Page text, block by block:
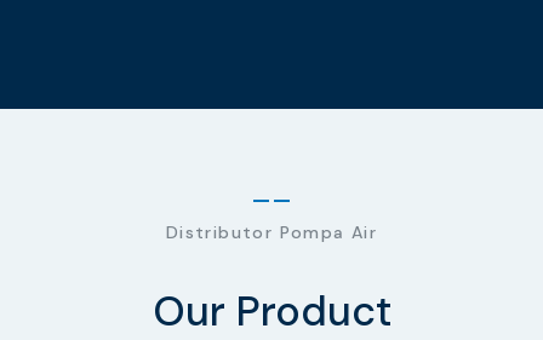
Distributor Pompa Air
Our Product